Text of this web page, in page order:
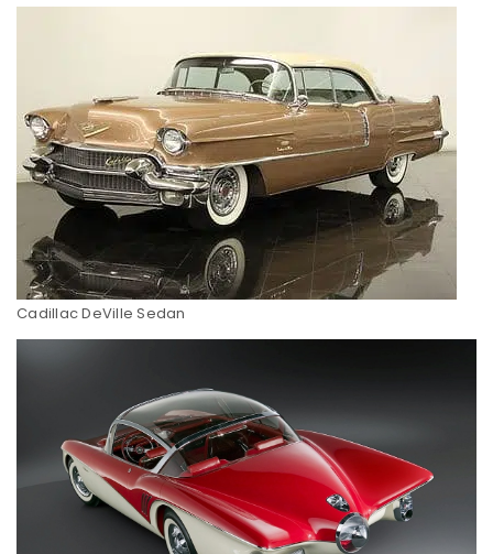
Cadillac DeVille Sedan